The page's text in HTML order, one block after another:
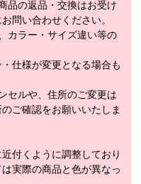
RA0000878
/ 184cm / 191cm
108-121mm
）、184cm（24m）、
（26m）
2026-2027
品の返品・交換はお受け
問い合わせください。
カラー・サイズ違い等の
仕様が変更となる場合も
セルや、住所のご変更は
ご確認をお願いいたしま
付くように調整しており
実際の商品と色が異なっ